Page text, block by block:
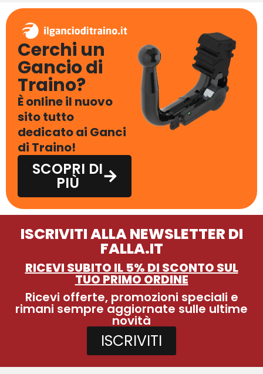
Cerchi un
Gancio di
Traino?
È online il nuovo
sito tutto
dedicato ai Ganci
di Traino!
SCOPRI DI
PIÙ
ISCRIVITI ALLA NEWSLETTER DI
FALLA.IT
RICEVI SUBITO IL 5% DI SCONTO SUL
TUO PRIMO ORDINE
Ricevi offerte, promozioni speciali e
rimani sempre aggiornate sulle ultime
novità
ISCRIVITI